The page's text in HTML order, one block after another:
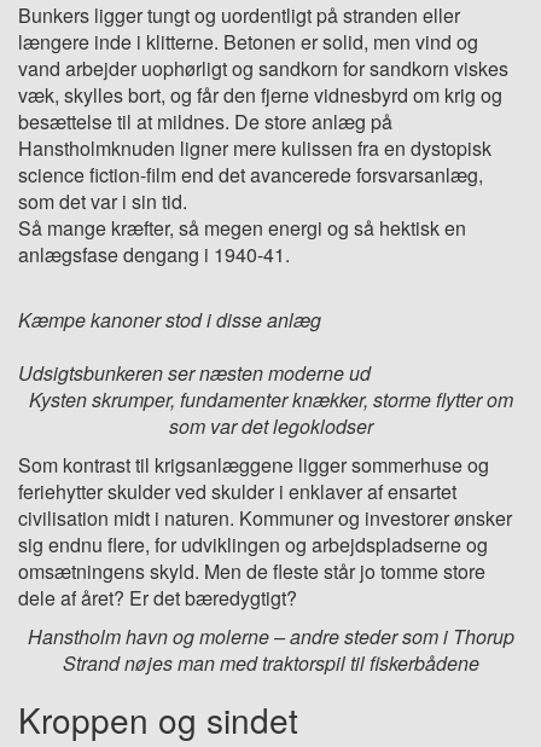
Bunkers ligger tungt og uordentligt på stranden eller
længere inde i klitterne. Betonen er solid, men vind og
vand arbejder uophørligt og sandkorn for sandkorn viskes
væk, skylles bort, og får den fjerne vidnesbyrd om krig og
besættelse til at mildnes. De store anlæg på
Hanstholmknuden ligner mere kulissen fra en dystopisk
science fiction-film end det avancerede forsvarsanlæg,
som det var i sin tid.
Så mange kræfter, så megen energi og så hektisk en
anlægsfase dengang i 1940-41.
Kæmpe kanoner stod i disse anlæg
Udsigtsbunkeren ser næsten moderne ud
Kysten skrumper, fundamenter knækker, storme flytter om
som var det legoklodser
Som kontrast til krigsanlæggene ligger sommerhuse og
feriehytter skulder ved skulder i enklaver af ensartet
civilisation midt i naturen. Kommuner og investorer ønsker
sig endnu flere, for udviklingen og arbejdspladserne og
omsætningens skyld. Men de fleste står jo tomme store
dele af året? Er det bæredygtigt?
Hanstholm havn og molerne – andre steder som i Thorup
Strand nøjes man med traktorspil til fiskerbådene
Kroppen og sindet